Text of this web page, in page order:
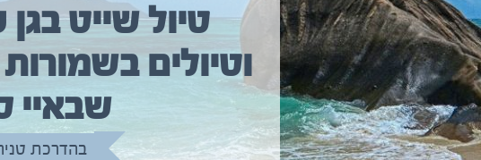
טיול שייט
וטיולים
שבאיי
בהדרכת
טיול שייט מקיף איסלנד
בהדרכת גיל יניב